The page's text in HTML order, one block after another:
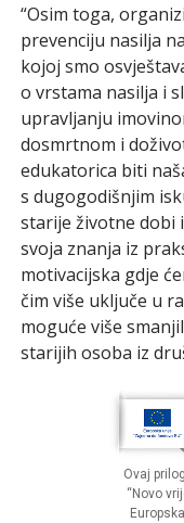
“Osim toga,
prevenciju nasilja
kojoj smo
o vrstama nasilja i
upravljanju
dosmrtnom i
edukatorica biti
s dugogodišnjim
starije životne dobi
svoja znanja iz
motivacijska gdje
čim više uključe u
moguće više
starijih osoba iz
Ovaj
“Novo